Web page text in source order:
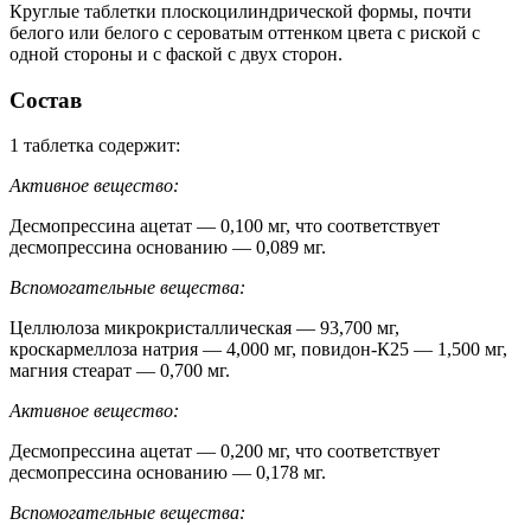
Круглые таблетки плоскоцилиндрической формы, почти
белого или белого с сероватым оттенком цвета с риской с
одной стороны и с фаской с двух сторон.
Состав
1 таблетка содержит:
Активное вещество:
Десмопрессина ацетат — 0,100 мг, что соответствует
десмопрессина основанию — 0,089 мг.
Вспомогательные вещества:
Целлюлоза микрокристаллическая — 93,700 мг,
кроскармеллоза натрия — 4,000 мг, повидон-К25 — 1,500 мг,
магния стеарат — 0,700 мг.
Активное вещество:
Десмопрессина ацетат — 0,200 мг, что соответствует
десмопрессина основанию — 0,178 мг.
Вспомогательные вещества: